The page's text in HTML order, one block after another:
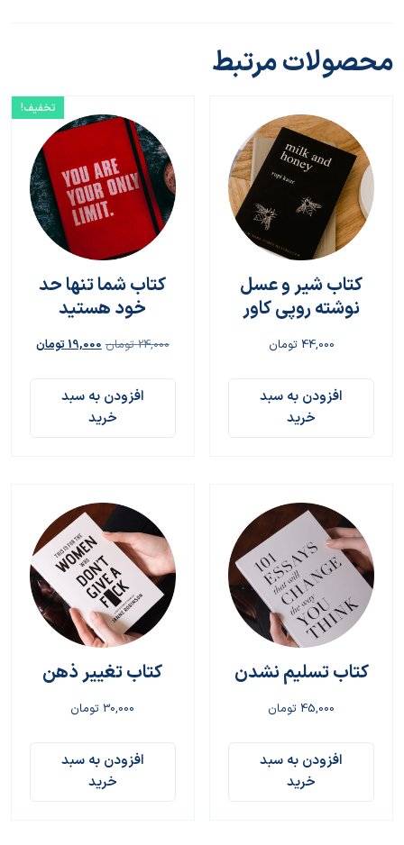
محصولات مرتبط
کتاب شیر و عسل
نوشته روپی کاور
44,000 تومان
افزودن به سبد
خرید
تخفیف!
کتاب شما تنها حد
خود هستید
24,000 تومان 19,000 تومان
افزودن به سبد
خرید
کتاب تسلیم نشدن
45,000 تومان
افزودن به سبد
خرید
کتاب تغییر ذهن
30,000 تومان
افزودن به سبد
خرید